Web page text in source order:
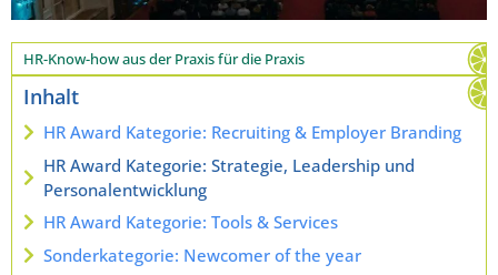
HR-Know-how aus der Praxis für die Praxis
Inhalt
HR Award Kategorie: Recruiting & Employer Branding
HR Award Kategorie: Strategie, Leadership und
Personalentwicklung
HR Award Kategorie: Tools & Services
Sonderkategorie: Newcomer of the year